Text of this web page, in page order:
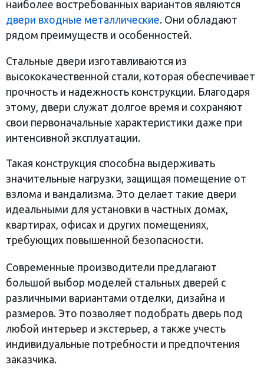
наиболее востребованных вариантов являются
двери входные металлические. Они обладают
рядом преимуществ и особенностей.
Стальные двери изготавливаются из
высококачественной стали, которая обеспечивает
прочность и надежность конструкции. Благодаря
этому, двери служат долгое время и сохраняют
свои первоначальные характеристики даже при
интенсивной эксплуатации.
Такая конструкция способна выдерживать
значительные нагрузки, защищая помещение от
взлома и вандализма. Это делает такие двери
идеальными для установки в частных домах,
квартирах, офисах и других помещениях,
требующих повышенной безопасности.
Современные производители предлагают
большой выбор моделей стальных дверей с
различными вариантами отделки, дизайна и
размеров. Это позволяет подобрать дверь под
любой интерьер и экстерьер, а также учесть
индивидуальные потребности и предпочтения
заказчика.